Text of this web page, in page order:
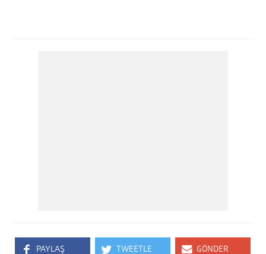
PAYLAŞ TWEETLE GÖNDER